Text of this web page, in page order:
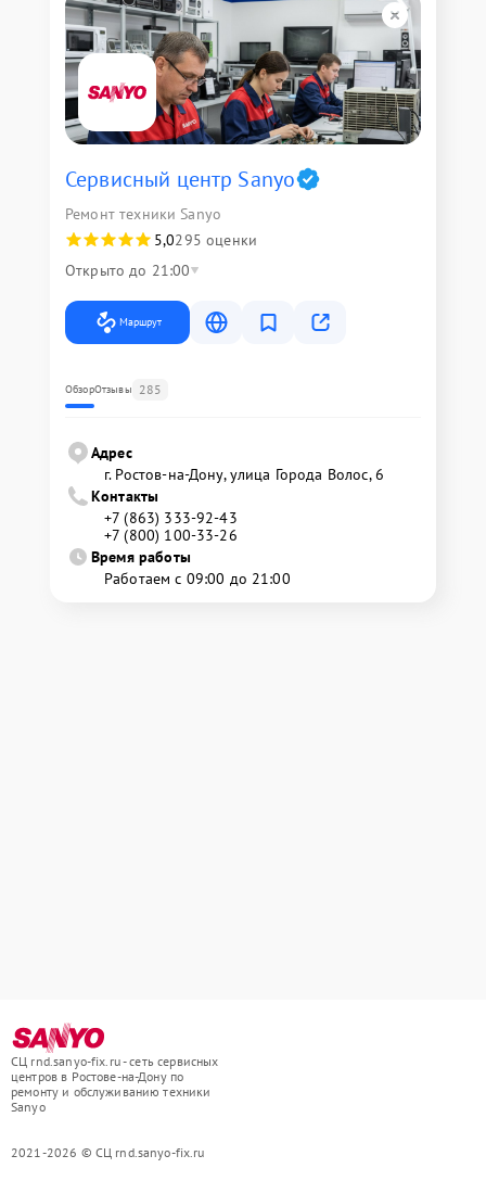
Сервисный центр Sanyo
Ремонт техники Sanyo
5,0295 оценки
Открыто до 21:00
Маршрут
ОбзорОтзывы 285
Адрес
г. Ростов-на-Дону, улица Города Волос, 6
Контакты
+7 (863) 333-92-43
+7 (800) 100-33-26
Время работы
Работаем с 09:00 до 21:00
СЦ rnd.sanyo-fix.ru - сеть сервисных
центров в Ростове-на-Дону по
ремонту и обслуживанию техники
Sanyo
2021-2026 © СЦ rnd.sanyo-fix.ru